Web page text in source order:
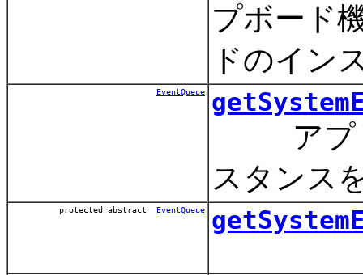
プボード
ドのイン
EventQueue
アプリ
スタンス
protected abstract EventQueue